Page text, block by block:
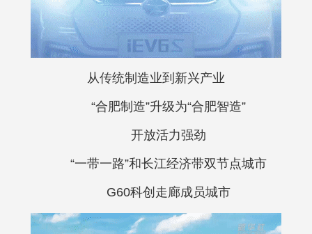
从传统制造业到新兴产业
“合肥制造”升级为“合肥智造”
开放活力强劲
“一带一路”和长江经济带双节点城市
G60科创走廊成员城市